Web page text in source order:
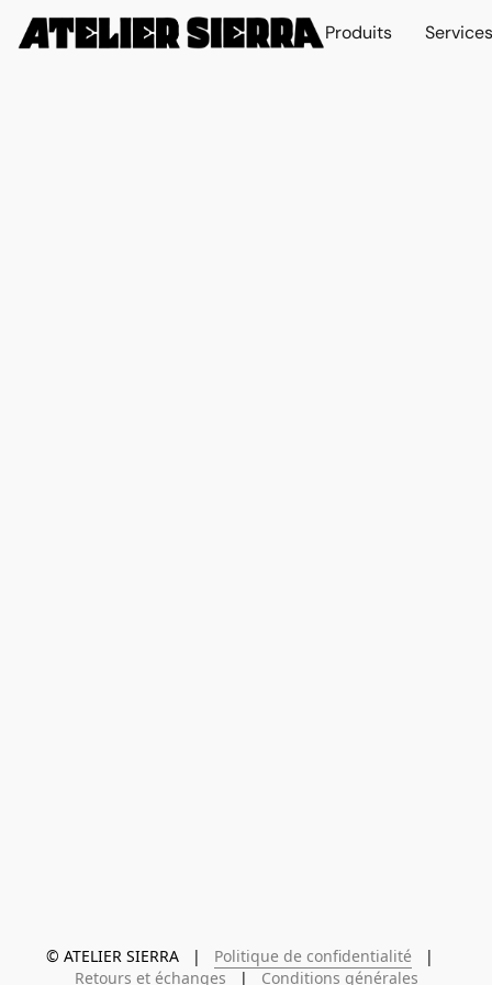
Produits Services
© ATELIER SIERRA   | Politique de confidentialité
Retours et échanges
   |
Conditions générales